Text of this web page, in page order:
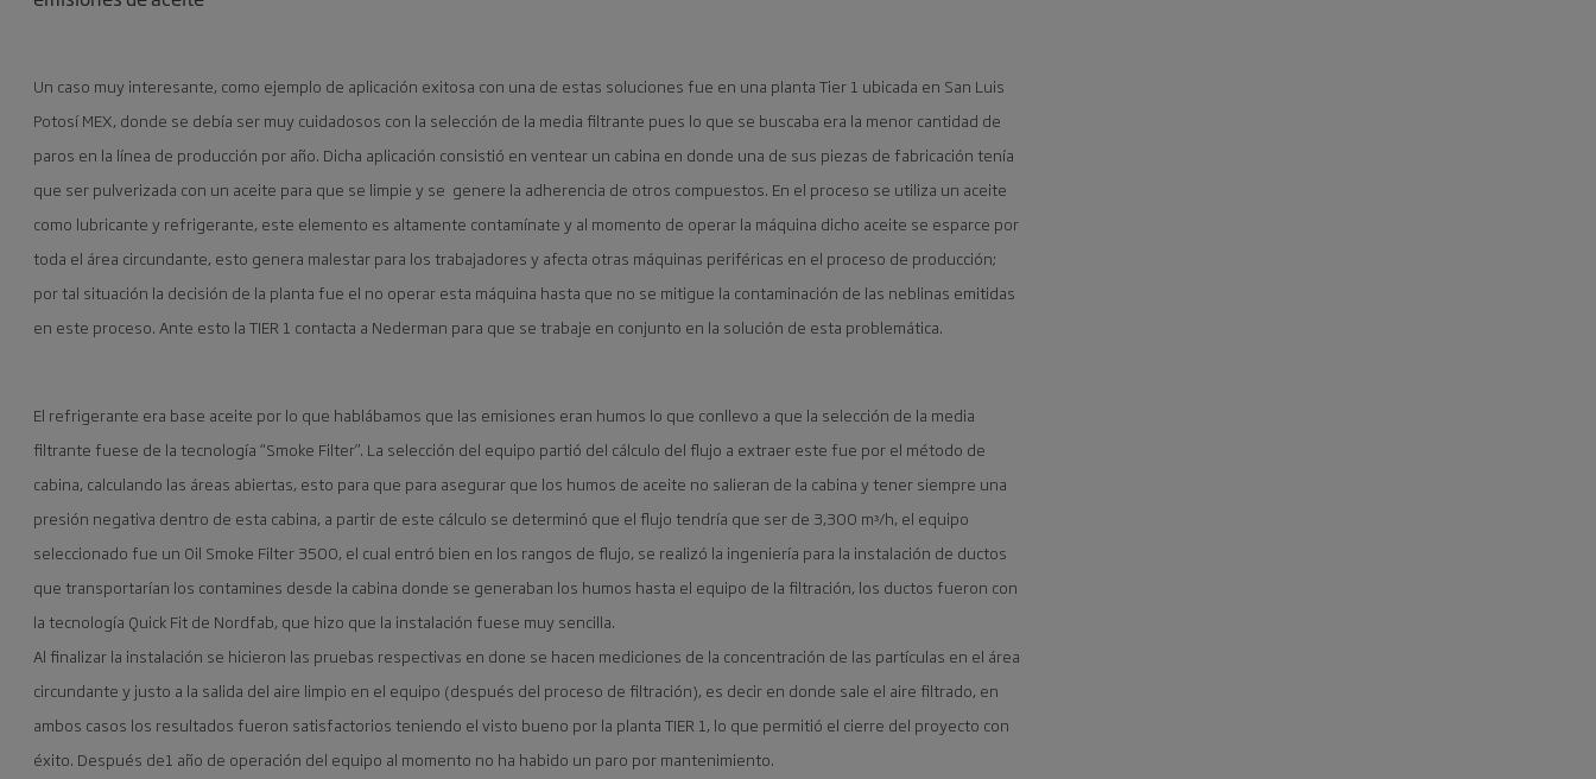
Un caso muy interesante, como ejemplo de aplicación exitosa con una de estas soluciones fue en una planta Tier 1 ubicada en San Luis
Potosí MEX, donde se debía ser muy cuidadosos con la selección de la media filtrante pues lo que se buscaba era la menor cantidad de
paros en la línea de producción por año. Dicha aplicación consistió en ventear un cabina en donde una de sus piezas de fabricación tenía
que ser pulverizada con un aceite para que se limpie y se genere la adherencia de otros compuestos. En el proceso se utiliza un aceite
como lubricante y refrigerante, este elemento es altamente contamínate y al momento de operar la máquina dicho aceite se esparce por
toda el área circundante, esto genera malestar para los trabajadores y afecta otras máquinas periféricas en el proceso de producción;
por tal situación la decisión de la planta fue el no operar esta máquina hasta que no se mitigue la contaminación de las neblinas emitidas
en este proceso. Ante esto la TIER 1 contacta a Nederman para que se trabaje en conjunto en la solución de esta problemática.
El refrigerante era base aceite por lo que hablábamos que las emisiones eran humos lo que conllevo a que la selección de la media
filtrante fuese de la tecnología “Smoke Filter”. La selección del equipo partió del cálculo del flujo a extraer este fue por el método de
cabina, calculando las áreas abiertas, esto para que para asegurar que los humos de aceite no salieran de la cabina y tener siempre una
presión negativa dentro de esta cabina, a partir de este cálculo se determinó que el flujo tendría que ser de 3,300 mᶟ/h, el equipo
seleccionado fue un Oil Smoke Filter 3500, el cual entró bien en los rangos de flujo, se realizó la ingeniería para la instalación de ductos
que transportarían los contamines desde la cabina donde se generaban los humos hasta el equipo de la filtración, los ductos fueron con
la tecnología Quick Fit de Nordfab, que hizo que la instalación fuese muy sencilla.
Al finalizar la instalación se hicieron las pruebas respectivas en done se hacen mediciones de la concentración de las partículas en el área
circundante y justo a la salida del aire limpio en el equipo (después del proceso de filtración), es decir en donde sale el aire filtrado, en
ambos casos los resultados fueron satisfactorios teniendo el visto bueno por la planta TIER 1, lo que permitió el cierre del proyecto con
éxito. Después de1 año de operación del equipo al momento no ha habido un paro por mantenimiento.